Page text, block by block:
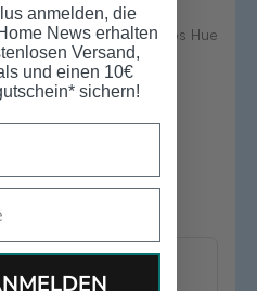
dass ein aktuelles
Update die teure Philips Hue
dauerhaft lahmlegen
anmelden, die
News erhalten
Versand,
und einen 10€
sichern!